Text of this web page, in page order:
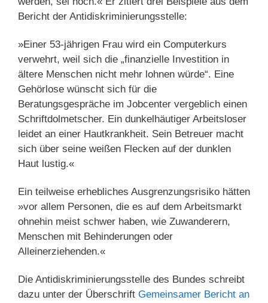
Bericht der Antidiskriminierungsstelle:
»Einer 53-jährigen Frau wird ein Computerkurs
verwehrt, weil sich die „finanzielle Investition in
ältere Menschen nicht mehr lohnen würde“. Eine
Gehörlose wünscht sich für die
Beratungsgespräche im Jobcenter vergeblich einen
Schriftdolmetscher. Ein dunkelhäutiger Arbeitsloser
leidet an einer Hautkrankheit. Sein Betreuer macht
sich über seine weißen Flecken auf der dunklen
Haut lustig.«
Ein teilweise erhebliches Ausgrenzungsrisiko hätten
»vor allem Personen, die es auf dem Arbeitsmarkt
ohnehin meist schwer haben, wie Zuwanderern,
Menschen mit Behinderungen oder
Alleinerziehenden.«
Die Antidiskriminierungsstelle des Bundes schreibt
dazu unter der Überschrift Gemeinsamer Bericht an